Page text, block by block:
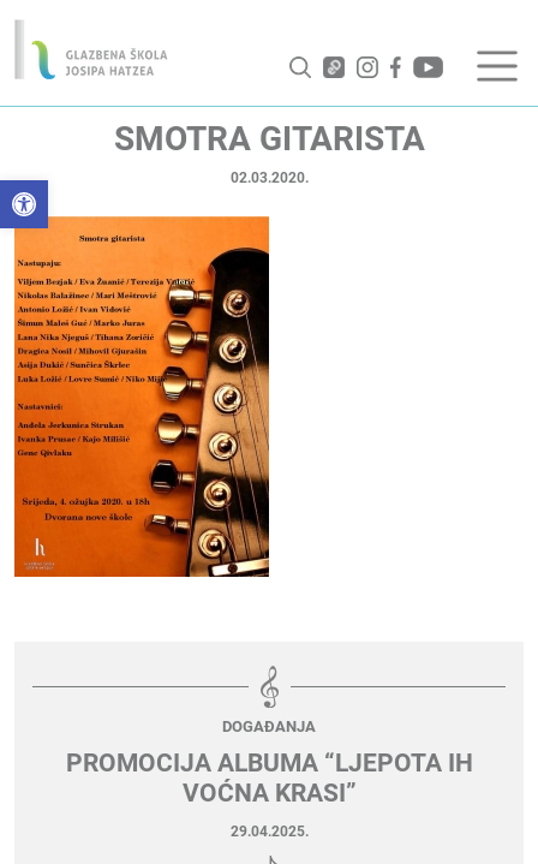
Open toolbar
SMOTRA GITARISTA
02.03.2020.
DOGAĐANJA
PROMOCIJA ALBUMA “LJEPOTA IH
VOĆNA KRASI”
29.04.2025.